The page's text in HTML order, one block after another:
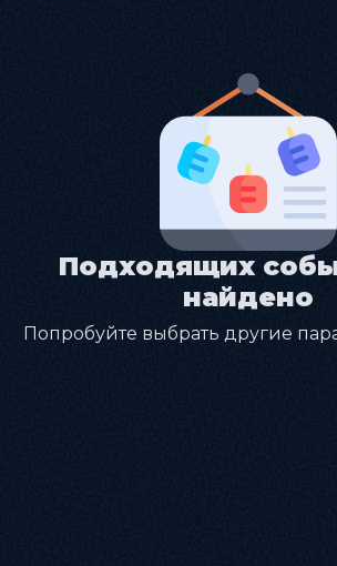
Подходящих
найдено
Попробуйте выбрать другие